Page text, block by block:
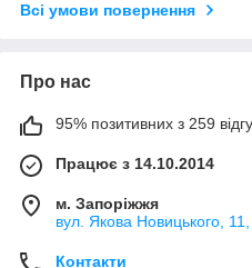
Всі умови повернення
Про нас
95% позитивних з 259
Працює з 14.10.2014
м. Запоріжжя
вул. Якова Новицького,
Контакти